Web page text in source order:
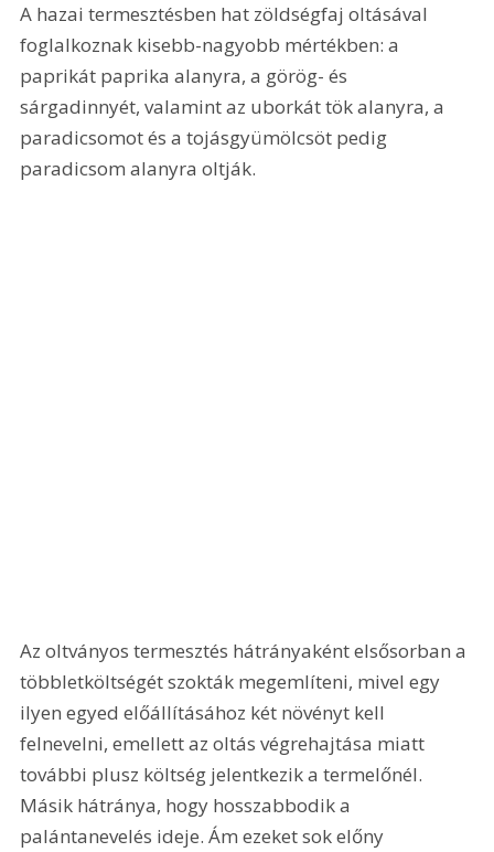
A hazai termesztésben hat zöldségfaj oltásával
foglalkoznak kisebb-nagyobb mértékben: a
paprikát paprika alanyra, a görög- és
sárgadinnyét, valamint az uborkát tök alanyra, a
paradicsomot és a tojásgyümölcsöt pedig
paradicsom alanyra oltják.
Az oltványos termesztés hátrányaként elsősorban a
többletköltségét szokták megemlíteni, mivel egy
ilyen egyed előállításához két növényt kell
felnevelni, emellett az oltás végrehajtása miatt
további plusz költség jelentkezik a termelőnél.
Másik hátránya, hogy hosszabbodik a
palántanevelés ideje. Ám ezeket sok előny